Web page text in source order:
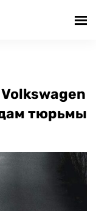
тюрьмы